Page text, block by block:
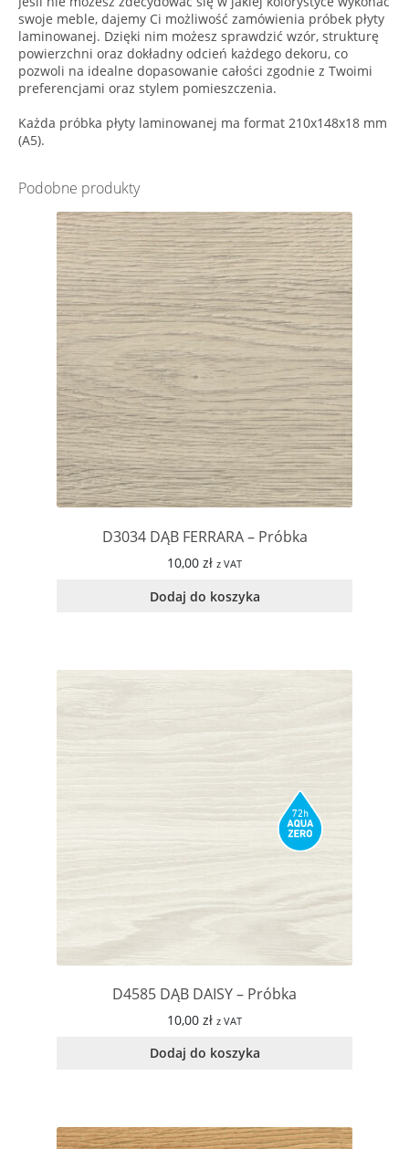
swoje meble, dajemy Ci możliwość zamówienia próbek płyty
laminowanej. Dzięki nim możesz sprawdzić wzór, strukturę
powierzchni oraz dokładny odcień każdego dekoru, co
pozwoli na idealne dopasowanie całości zgodnie z Twoimi
preferencjami oraz stylem pomieszczenia.
Każda próbka płyty laminowanej ma format 210x148x18 mm
(A5).
Podobne produkty
D3034 DĄB FERRARA – Próbka
10,00 zł z VAT
Dodaj do koszyka
D4585 DĄB DAISY – Próbka
10,00 zł z VAT
Dodaj do koszyka